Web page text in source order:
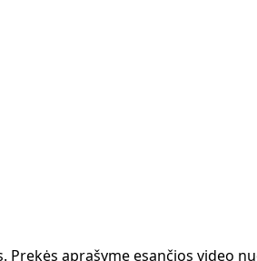
aprašyme esančios video